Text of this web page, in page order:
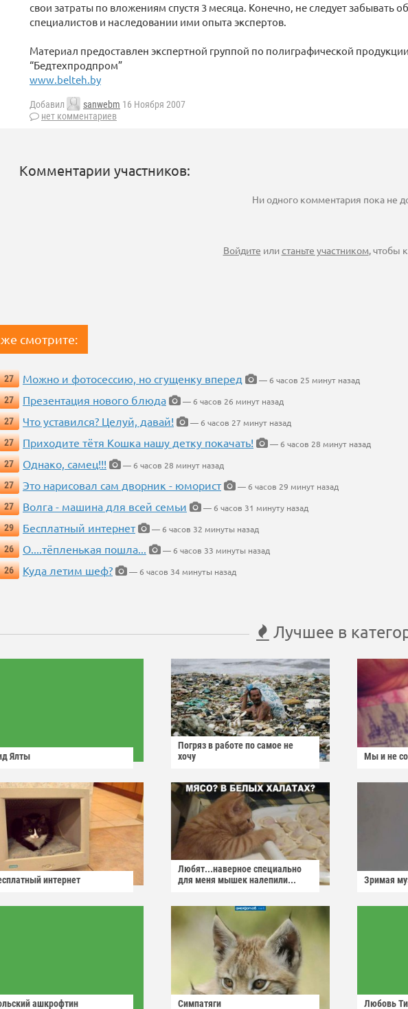
свои затраты по вложениям спустя 3 месяца. Конечно, не следует забывать
специалистов и наследовании ими опыта экспертов.
Материал предоставлен экспертной группой по полиграфической
“Бедтехпродпром”
www.belteh.by
Добавил sanwebm 16 Ноября 2007
нет комментариев
Комментарии участников:
Ни одного комментария пока не
Войдите илистаньте участником, чтобы
смотрите:
27 Можно и фотосессию, но сгущенку вперед
— 6 часов 25 минут назад
27
Презентация нового блюда
— 6 часов 26 минут назад
27
Что уставился? Целуй, давай!
— 6 часов 27 минут назад
27
Приходите тётя Кошка нашу детку покачать!
— 6 часов 28 минут назад
27
Однако, самец!!!
— 6 часов 28 минут назад
27
Это нарисовал сам дворник - юморист
— 6 часов 29 минут назад
27
Волга - машина для всей семьи
— 6 часов 31 минуту назад
29
Бесплатный интернет
— 6 часов 32 минуты назад
26
О....тёпленькая пошла...
— 6 часов 33 минуты назад
26
Куда летим шеф? — 6 часов 34 минуты назад
Лучшее в
Ялты
Погряз в работе по самое не
хочу
Мы и не
интернет
Любят...наверное специально
для меня мышек налепили...
Зримая
ашкрофтин Симпатяги Любовь